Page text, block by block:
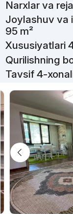
Narxlar va
Joylashuv va
95 m²
Xususiyatlari
Qurilishning
Tavsif 4-